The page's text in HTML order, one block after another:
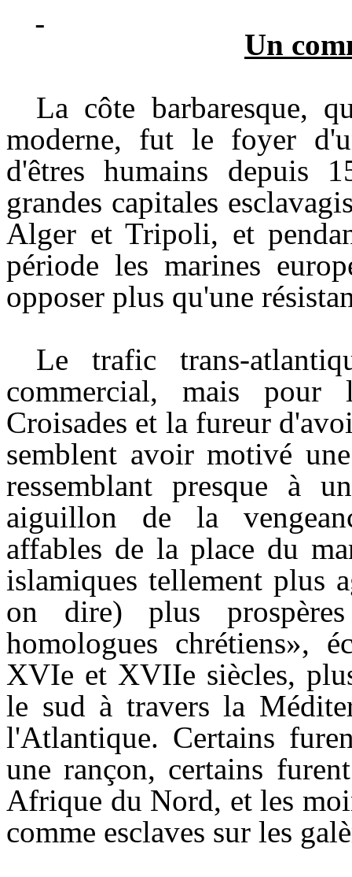
Un
La côte barbaresque,
moderne, fut le foyer
d'êtres humains depuis
grandes capitales
Alger et Tripoli, et
période les marines
opposer plus qu'une
Le trafic trans-
commercial, mais pour
Croisades et la fureur
semblent avoir motivé
ressemblant presque à
aiguillon de la
affables de la place du
islamiques tellement plus
on dire) plus
homologues chrétiens»,
XVIe et XVIIe siècles,
le sud à travers la
l'Atlantique. Certains
une rançon, certains
Afrique du Nord, et les
comme esclaves sur les